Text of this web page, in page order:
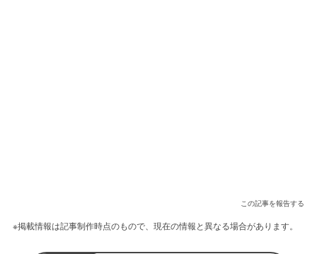
この記事を報告する
※掲載情報は記事制作時点のもので、現在の情報と異なる場合があります。